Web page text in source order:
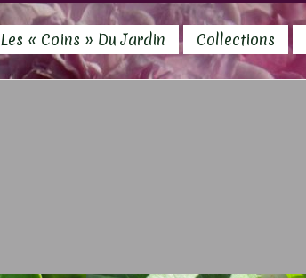
Les « Coins » Du Jardin Collections